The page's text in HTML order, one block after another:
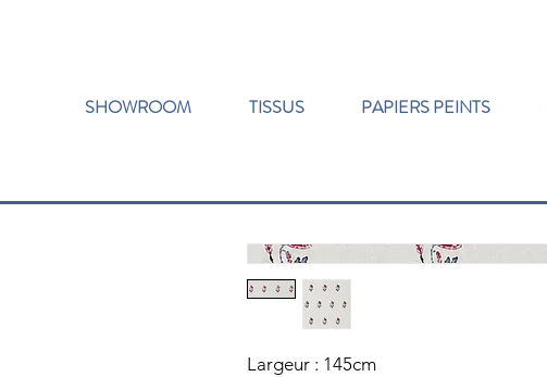
SHOWROOM TISSUS PAPIERS PEINTS
Largeur : 145cm